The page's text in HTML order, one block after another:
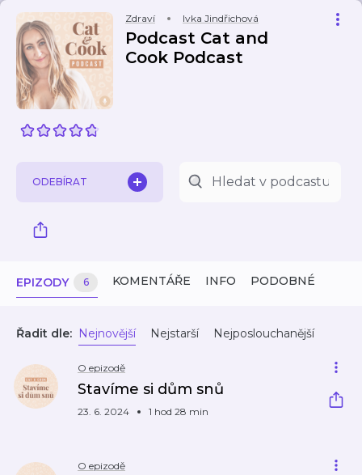
Zdraví Ivka Jindřichová
Podcast Cat and
Cook Podcast
ODEBÍRAT
EPIZODY 6 KOMENTÁŘE INFO PODOBNÉ
Řadit dle: Nejnovější Nejstarší Nejposlouchanější
O epizodě
Stavíme si dům snů
23. 6. 2024 1 hod 28 min
O epizodě